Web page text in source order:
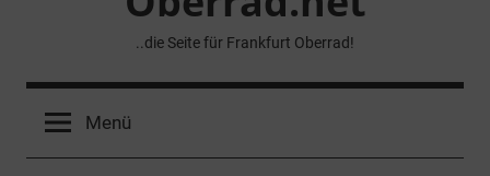
..die Seite für Frankfurt Oberrad!
Menü